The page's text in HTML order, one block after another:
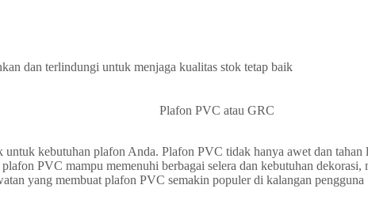
dan terlindungi untuk menjaga kualitas stok tetap baik
kebutuhan plafon Anda. Plafon PVC tidak hanya awet dan
PVC mampu memenuhi berbagai selera dan kebutuhan
yang membuat plafon PVC semakin populer di kalangan pengguna